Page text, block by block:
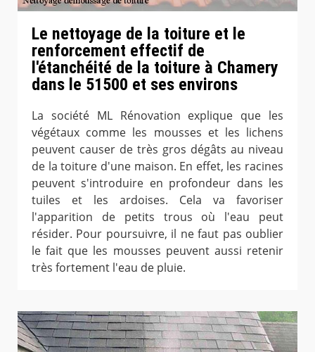
Le nettoyage de la toiture et le
renforcement effectif de
l'étanchéité de la toiture à Chamery
dans le 51500 et ses environs
La société ML Rénovation explique que les
végétaux comme les mousses et les lichens
peuvent causer de très gros dégâts au niveau
de la toiture d'une maison. En effet, les racines
peuvent s'introduire en profondeur dans les
tuiles et les ardoises. Cela va favoriser
l'apparition de petits trous où l'eau peut
résider. Pour poursuivre, il ne faut pas oublier
le fait que les mousses peuvent aussi retenir
très fortement l'eau de pluie.